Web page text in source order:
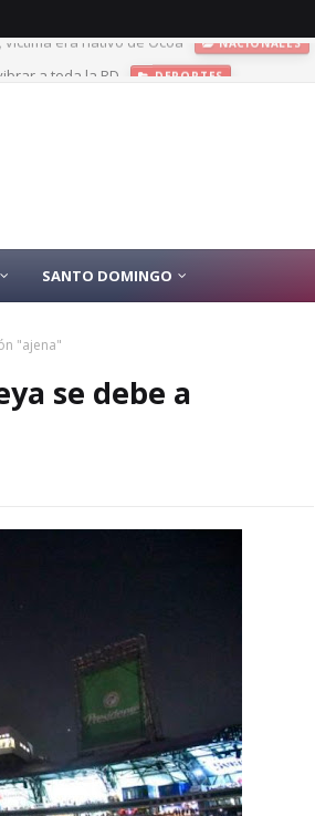
DEPORTES
SANTO DOMINGO
"ajena"
se debe a